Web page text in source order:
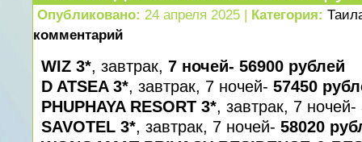
Опубликовано: 24 апреля 2025 | Категория:
комментарий
WIZ 3*, завтрак, 7 ночей- 56900 рублей
D ATSEA 3*, завтрак, 7 ночей- 57450
PHUPHAYA RESORT 3*, завтрак, 7 ночей-
SAVOTEL 3*, завтрак, 7 ночей- 58020